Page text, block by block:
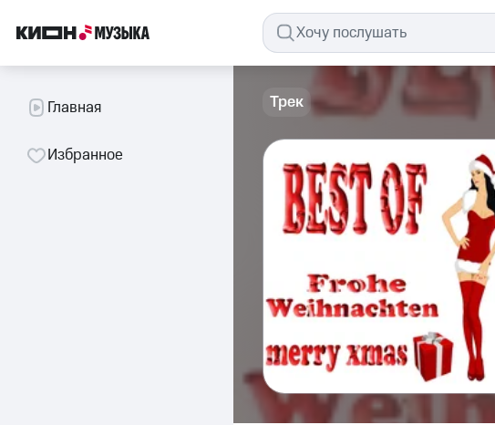
Главная
Избранное
Трек